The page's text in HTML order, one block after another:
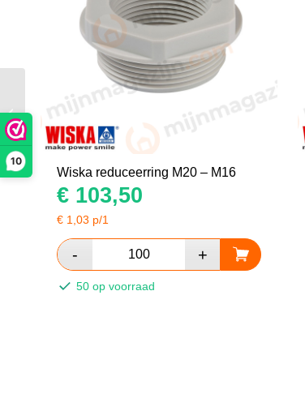
10
Wiska reduceerring M20 – M16
€ 103,50
€ 1,03 p/1
50 op voorraad
– M20